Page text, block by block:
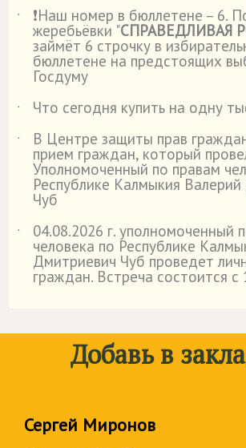
˙
❗Наш номер в бюллетене – 6.
жеребьёвки "СПРАВЕДЛИВАЯ
займёт 6 строчку в
бюллетене на предстоящих
Госдуму
˙
Что сегодня купить на одну
˙
В Центре защиты прав
прием граждан, который
Уполномоченный по правам
Республике Калмыкия
Чуб
˙
04.08.2026 г. уполномоченный
человека по Республике
Дмитриевич Чуб проведет
граждан. Встреча состоится
Добавь в
Сергей Миронов